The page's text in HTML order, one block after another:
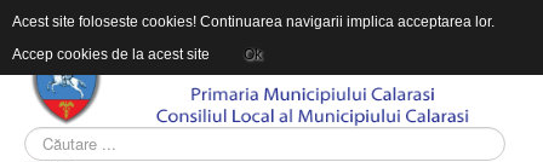
Acest site foloseste cookies! Continuarea navigarii implica acceptarea lor.
Accep cookies de la acest site
Ok